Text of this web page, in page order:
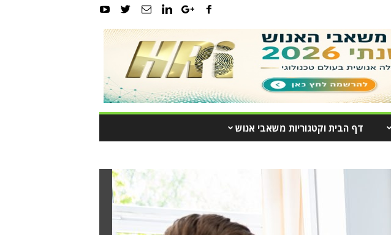
דף הבית וקטגוריות משאבי אנוש